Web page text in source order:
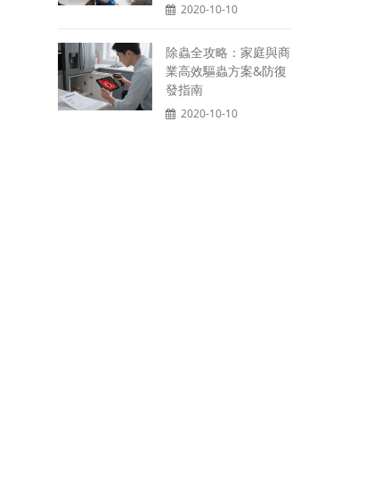
2020-10-10
除蟲全攻略：家庭與商
業高效驅蟲方案&防復
發指南
2020-10-10